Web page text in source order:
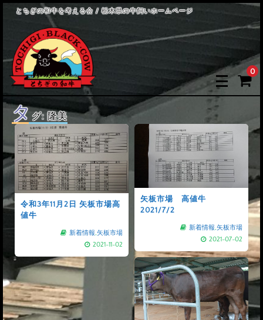
とちぎの和牛を考える会 / 栃木県の牛飼いホームページ
0
タグ:隆美
令和3年11月2日 矢板市場高
値牛
新着情報,矢板市場
2021-11-02
矢板市場 高値牛
2021/7/2
新着情報,矢板市場
2021-07-02